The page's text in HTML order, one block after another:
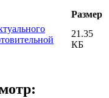
Размер
21.35
КБ